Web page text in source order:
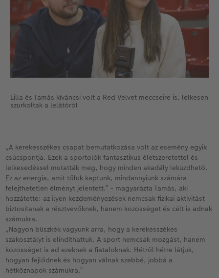
Lilla és Tamás kíváncsi volt a Red Velvet meccseire is, lelkesen
szurkoltak a lelátóról
„A kerekesszékes csapat bemutatkozása volt az esemény egyik
csúcspontja. Ezek a sportolók fantasztikus életszeretettel és
lelkesedéssel mutatták meg, hogy minden akadály leküzdhető.
Ez az energia, amit tőlük kaptunk, mindannyiunk számára
felejthetetlen élményt jelentett.” - magyarázta Tamás, aki
hozzátette: az ilyen kezdeményezések nemcsak fizikai aktivitást
biztosítanak a résztvevőknek, hanem közösséget és célt is adnak
számukra.
„Nagyon büszkék vagyunk arra, hogy a kerekesszékes
szakosztályt is elindíthattuk. A sport nemcsak mozgást, hanem
közösséget is ad ezeknek a fiataloknak. Hétről hétre látjuk,
hogyan fejlődnek és hogyan válnak szebbé, jobbá a
hétköznapok számukra.”